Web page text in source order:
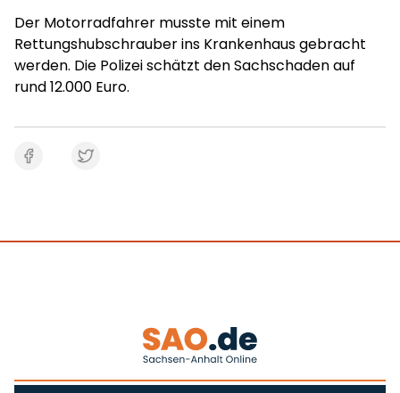
Der Motorradfahrer musste mit einem
Rettungshubschrauber ins Krankenhaus gebracht
werden. Die Polizei schätzt den Sachschaden auf
rund 12.000 Euro.